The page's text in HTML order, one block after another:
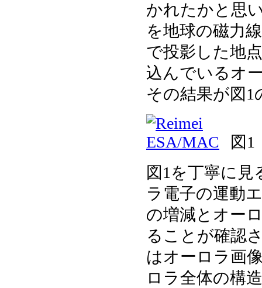
かれたかと思
を地球の磁力
で投影した地
込んでいるオ
その結果が図
図1
図1を丁寧に
ラ電子の運動
の増減とオー
ることが確認
はオーロラ画
ロラ全体の構